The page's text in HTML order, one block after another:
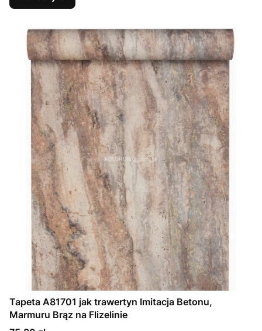
Tapeta A81701 jak trawertyn Imitacja Betonu,
Marmuru Brąz na Flizelinie